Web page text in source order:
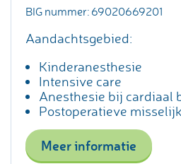
BIG nummer: 69020669201
Aandachtsgebied:
Kinderanesthesie
Intensive care
Anesthesie bij cardiaal
Postoperatieve
Meer informatie